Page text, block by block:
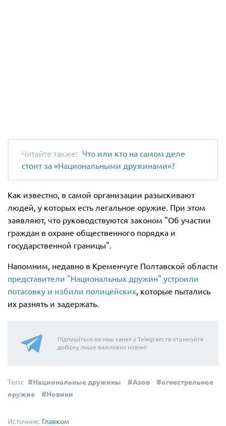
Что или кто на самом деле
стоит за «Национальными дружинами»?
Как известно, в самой организации разыскивают
людей, у которых есть легальное оружие. При этом
заявляют, что руководствуются законом "Об участии
граждан в охране общественного порядка и
государственной границы".
Напомним, недавно в Кременчуге Полтавской области
представители "Национальных дружин" устроили
потасовку и избили полицейских , которые пытались
их разнять и задержать.
Підпишіться на наш канал у Telegram та отримуйте
добірку лише важливих новин!
Национальные дружины Азов
огнестрельное
оружие
Новини
Главком